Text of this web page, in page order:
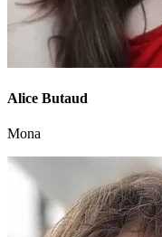
Alice Butaud
Mona